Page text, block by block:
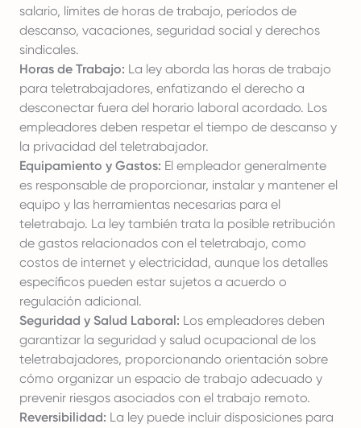
salario, límites de horas de trabajo, períodos de
descanso, vacaciones, seguridad social y derechos
sindicales.
Horas de Trabajo: La ley aborda las horas de trabajo
para teletrabajadores, enfatizando el derecho a
desconectar fuera del horario laboral acordado. Los
empleadores deben respetar el tiempo de descanso y
la privacidad del teletrabajador.
Equipamiento y Gastos: El empleador generalmente
es responsable de proporcionar, instalar y mantener el
equipo y las herramientas necesarias para el
teletrabajo. La ley también trata la posible retribución
de gastos relacionados con el teletrabajo, como
costos de internet y electricidad, aunque los detalles
específicos pueden estar sujetos a acuerdo o
regulación adicional.
Seguridad y Salud Laboral: Los empleadores deben
garantizar la seguridad y salud ocupacional de los
teletrabajadores, proporcionando orientación sobre
cómo organizar un espacio de trabajo adecuado y
prevenir riesgos asociados con el trabajo remoto.
Reversibilidad: La ley puede incluir disposiciones para